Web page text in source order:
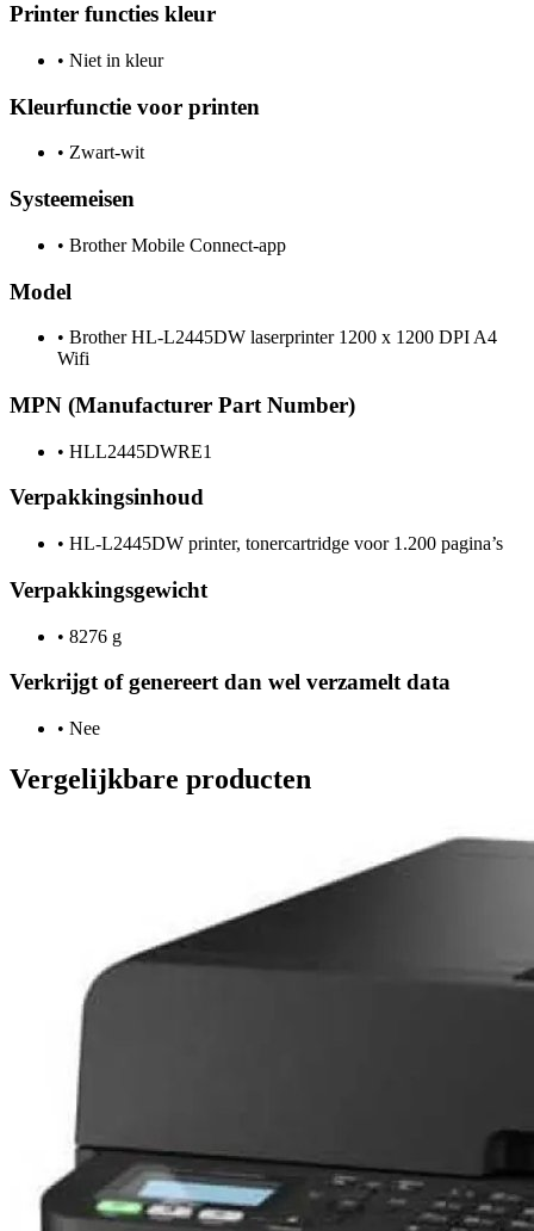
Printer functies kleur
• Niet in kleur
Kleurfunctie voor printen
• Zwart-wit
Systeemeisen
• Brother Mobile Connect-app
Model
• Brother HL-L2445DW laserprinter 1200 x 1200 DPI A4
Wifi
MPN (Manufacturer Part Number)
• HLL2445DWRE1
Verpakkingsinhoud
• HL-L2445DW printer, tonercartridge voor 1.200 pagina’s
Verpakkingsgewicht
• 8276 g
Verkrijgt of genereert dan wel verzamelt data
• Nee
Vergelijkbare producten